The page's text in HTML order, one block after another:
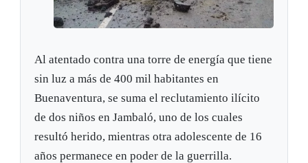
Al atentado contra una torre de energía que tiene
sin luz a más de 400 mil habitantes en
Buenaventura, se suma el reclutamiento ilícito
de dos niños en Jambaló, uno de los cuales
resultó herido, mientras otra adolescente de 16
años permanece en poder de la guerrilla.